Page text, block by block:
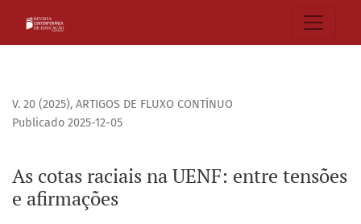
V. 20 (2025), ARTIGOS DE FLUXO CONTÍNUO
As cotas raciais na UENF: entre tensões
e afirmações
Publicado 2025-12-05